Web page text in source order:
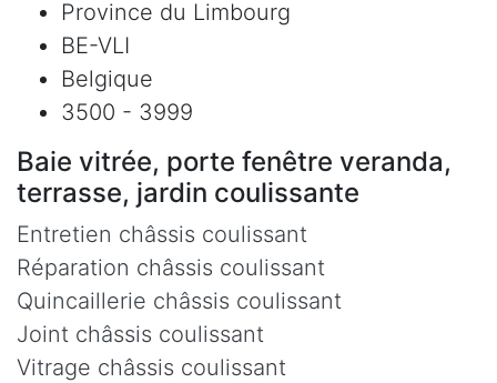
Province du Limbourg
BE-VLI
Belgique
3500 - 3999
Baie vitrée, porte fenêtre veranda,
terrasse, jardin coulissante
Entretien châssis coulissant
Réparation châssis coulissant
Quincaillerie châssis coulissant
Joint châssis coulissant
Vitrage châssis coulissant